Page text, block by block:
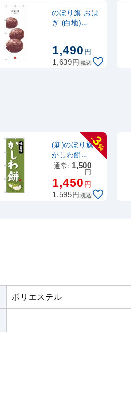
(30537BLK)
注水型マルチのぼ
20L
のぼり旗 おは
ぎ (白地)
1,490円
1,639円 税込
-
3
%
(新)のぼり旗
かしわ餅
(SNB-4053)
通常:1,500
円
1,450円
1,595円 税込
ポリエステル